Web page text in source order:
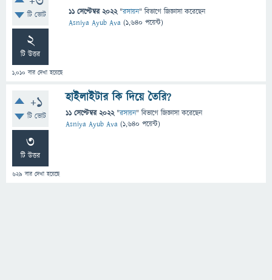
টি ভোট
2
টি উত্তর
1,010 বার দেখা হয়েছে
11 সেপ্টেম্বর 2022 "রসায়ন" বিভাগে জিজ্ঞাসাকরেছেন
Asniya Ayub Ava (1,640 পয়েন্ট)
+1
টি ভোট
3
টি উত্তর
629 বার দেখা হয়েছে
হাইলাইটার কি দিয়ে তৈরি?
11 সেপ্টেম্বর 2022 "রসায়ন" বিভাগে জিজ্ঞাসাকরেছেন
Asniya Ayub Ava (1,640 পয়েন্ট)